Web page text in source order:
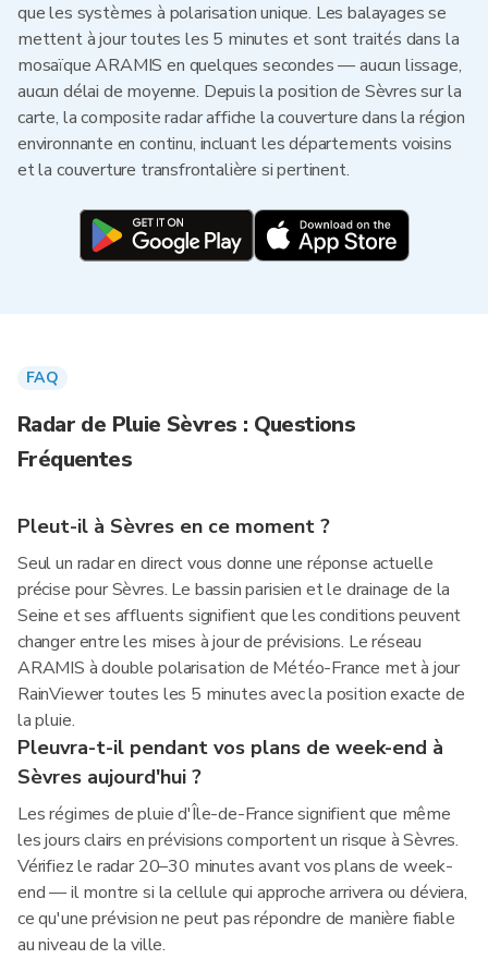
que les systèmes à polarisation unique. Les balayages se
mettent à jour toutes les 5 minutes et sont traités dans la
mosaïque ARAMIS en quelques secondes — aucun lissage,
aucun délai de moyenne. Depuis la position de Sèvres sur la
carte, la composite radar affiche la couverture dans la région
environnante en continu, incluant les départements voisins
et la couverture transfrontalière si pertinent.
FAQ
Radar de Pluie Sèvres : Questions
Fréquentes
Pleut-il à Sèvres en ce moment ?
Seul un radar en direct vous donne une réponse actuelle
précise pour Sèvres. Le bassin parisien et le drainage de la
Seine et ses affluents signifient que les conditions peuvent
changer entre les mises à jour de prévisions. Le réseau
ARAMIS à double polarisation de Météo-France met à jour
RainViewer toutes les 5 minutes avec la position exacte de
la pluie.
Pleuvra-t-il pendant vos plans de week-end à
Sèvres aujourd'hui ?
Les régimes de pluie d'Île-de-France signifient que même
les jours clairs en prévisions comportent un risque à Sèvres.
Vérifiez le radar 20–30 minutes avant vos plans de week-
end — il montre si la cellule qui approche arrivera ou déviera,
ce qu'une prévision ne peut pas répondre de manière fiable
au niveau de la ville.